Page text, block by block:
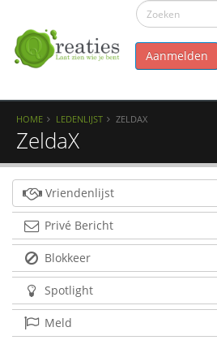
Aanmelden
HOME LEDENLIJST ZELDAX
ZeldaX
Vriendenlijst
Privé Bericht
Blokkeer
Spotlight
Meld